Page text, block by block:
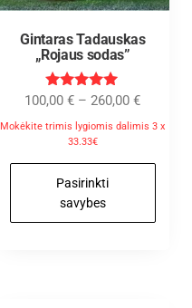
Gintaras Tadauskas
„Rojaus sodas”
Įvertinimas
5.00
iš 5
100,00€ – 260,00€
Mokėkite trimis lygiomis dalimis 3 x
33.33€
Pasirinkti
savybes